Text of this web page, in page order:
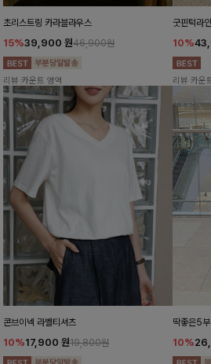
초리스트링 카라블라우스
15%39,900 원46,900원
리뷰 카운트 영역
굿핀턱라
10%
리뷰 카운
콘브이넥 라벨티셔츠
10%17,900 원19,800원
딱좋은5
10%